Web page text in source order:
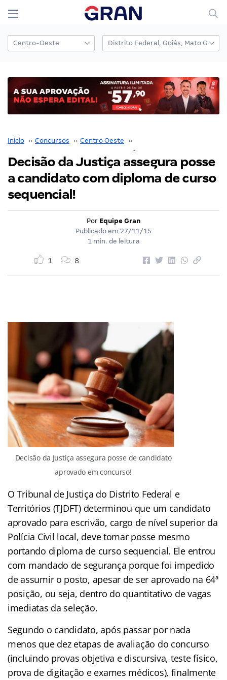
Início ›› Concursos ›› Centro Oeste ››
Decisão da Justiça assegura posse
a candidato com diploma de curso
sequencial!
Por Equipe Gran
Publicado em 27/11/15
1 min. de leitura
1 8
Decisão da Justiça assegura posse de candidato
aprovado em concurso!
O Tribunal de Justiça do Distrito Federal e
Territórios (TJDFT) determinou que um candidato
aprovado para escrivão, cargo de nível superior da
Polícia Civil local, deve tomar posse mesmo
portando diploma de curso sequencial. Ele entrou
com mandado de segurança porque foi impedido
de assumir o posto, apesar de ser aprovado na 64ª
posição, ou seja, dentro do quantitativo de vagas
imediatas da seleção.
Segundo o candidato, após passar por nada
menos que dez etapas de avaliação do concurso
(incluindo provas objetiva e discursiva, teste físico,
prova de digitação e exames médicos), finalmente